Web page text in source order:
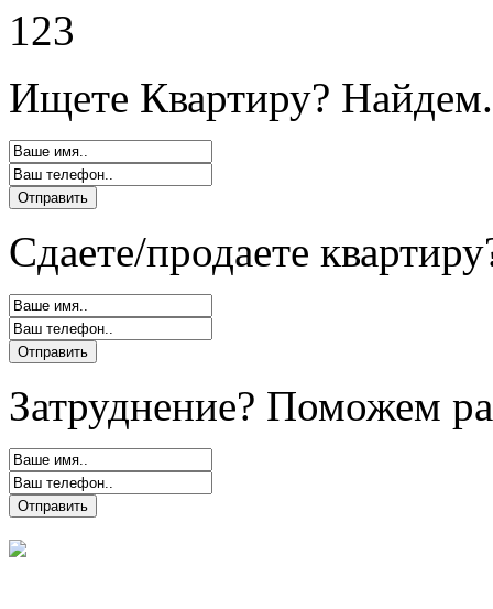
123
Ищете Квартиру?
Сдаете/продаете
Затруднение? Поможем